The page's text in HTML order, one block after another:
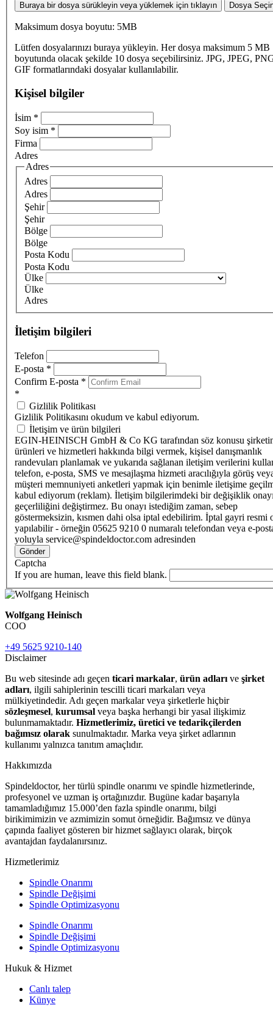
Buraya bir dosya sürükleyin veya yüklemek için tıklayın Dosya
Maksimum dosya boyutu: 5MB
Lütfen dosyalarınızı buraya yükleyin. Her dosya maksimum 5 MB
boyutunda olacak şekilde 10 dosya seçebilirsiniz. JPG, JPEG,
GIF formatlarındaki dosyalar kullanılabilir.
Kişisel bilgiler
İsim *
Soy isim *
Firma
Adres
Adres
Adres
Adres
Şehir
Şehir
Bölge
Bölge
Posta Kodu
Posta Kodu
Ülke
Ülke
Adres
İletişim bilgileri
Telefon
E-posta *
Confirm E-posta *
*
Gizlilik Politikası
Gizlilik Politikasını okudum ve kabul ediyorum.
İletişim ve ürün bilgileri
EGIN-HEINISCH GmbH & Co KG tarafından söz konusu
ürünleri ve hizmetleri hakkında bilgi vermek, kişisel danışmanlık
randevuları planlamak ve yukarıda sağlanan iletişim verilerini
telefon, e-posta, SMS ve mesajlaşma hizmeti aracılığıyla görüş
müşteri memnuniyeti anketleri yapmak için benimle iletişime
kabul ediyorum (reklam). İletişim bilgilerimdeki bir değişiklik
geçerliliğini değiştirmez. Bu onayı istediğim zaman, sebep
göstermeksizin, kısmen dahi olsa iptal edebilirim. İptal gayri resmi
yapılabilir - örneğin 05625 9210 0 numaralı telefondan veya e-
yoluyla service@spindeldoctor.com adresinden
Gönder
Captcha
If you are human, leave this field blank.
Wolfgang Heinisch
COO
+49 5625 9210-140
Disclaimer
Bu web sitesinde adı geçen ticari markalar, ürün adları ve şirket
adları, ilgili sahiplerinin tescilli ticari markaları veya
mülkiyetindedir. Adı geçen markalar veya şirketlerle hiçbir
sözleşmesel, kurumsal veya başka herhangi bir yasal ilişkimiz
bulunmamaktadır. Hizmetlerimiz, üretici ve tedarikçilerden
bağımsız olarak sunulmaktadır. Marka veya şirket adlarının
kullanımı yalnızca tanıtım amaçlıdır.
Hakkımızda
Spindeldoctor, her türlü spindle onarımı ve spindle hizmetlerinde,
profesyonel ve uzman iş ortağınızdır. Bugüne kadar başarıyla
tamamladığımız 15.000’den fazla spindle onarımı, bilgi
birikimimizin ve azmimizin somut örneğidir. Bağımsız ve dünya
çapında faaliyet gösteren bir hizmet sağlayıcı olarak, birçok
avantajdan faydalanırsınız.
Hizmetlerimiz
Spindle Onarımı
Spindle Değişimi
Spindle Optimizasyonu
Spindle Onarımı
Spindle Değişimi
Spindle Optimizasyonu
Hukuk & Hizmet
Canlı talep
Künye